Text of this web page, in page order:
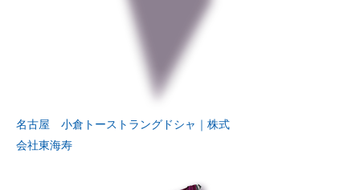
名古屋 小倉トーストラングドシャ｜株式
会社東海寿